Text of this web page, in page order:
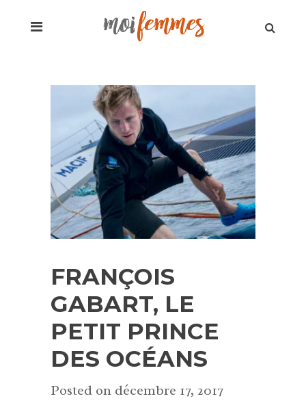
FRANÇOIS
GABART, LE
PETIT PRINCE
DES OCÉANS
Posted on décembre 17, 2017